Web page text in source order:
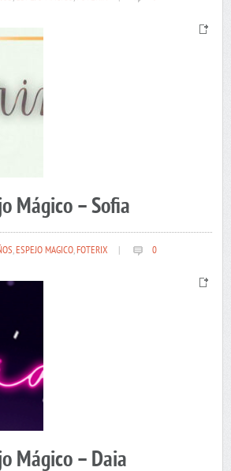
Mágico – Sofia
,ESPEJO MAGICO,FOTERIX 0
Mágico – Daia